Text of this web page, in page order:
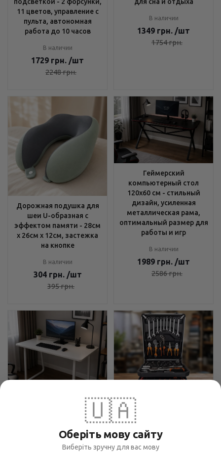
подсветкой - 2 форсунки,
11 цветов, управление с
пульта, автономная
работа до 10 часов
В наличии
1729 грн. /шт
2248грн.
В наличии
1349 грн. /шт
1754грн.
Дорожная подушка для
шеи U-образная с
эффектом памяти - 28см
х 26см х 12см, застежка
на кнопке
В наличии
304 грн. /шт
395грн.
Геймерский
компьютерный стол
120х60 см - стильный
дизайн, усиленная
металлическая рама,
оптимальный размер для
работы и игр
В наличии
1989 грн. /шт
2586грн.
Компьютерный стол
120х60 см Бежевый -
Минималистичный
дизайн, Закругленные
Набор инструментов Tool
Set 235 предметов - для
ремонта и обслуживания,
чемодан с колесами,
🇺🇦
Оберіть мову сайту
Виберіть зручну для вас мову